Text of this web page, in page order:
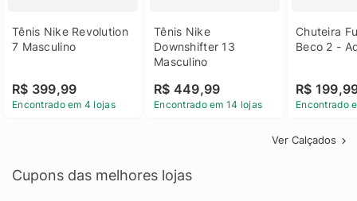
Tênis Nike Revolution
7 Masculino
R$ 399,99
Encontrado em 4 lojas
Tênis Nike
Downshifter 13
Masculino
R$ 449,99
Encontrado em 14 lojas
Chuteira
Beco 2 -
R$
Encontrado
Ver Calçados
Cupons das melhores lojas